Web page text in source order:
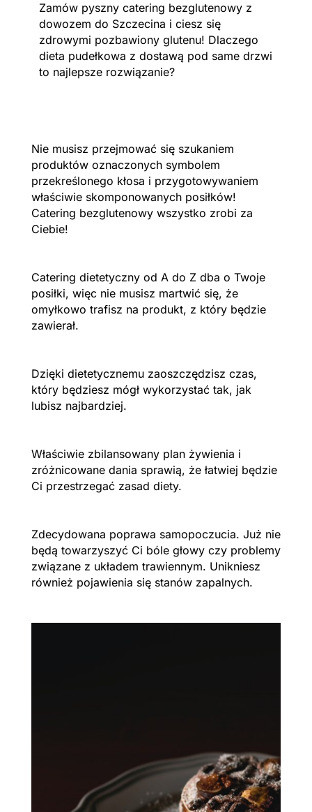
Zamów pyszny catering bezglutenowy z
dowozem do Szczecina i ciesz się
zdrowymi pozbawiony glutenu! Dlaczego
dieta pudełkowa z dostawą pod same drzwi
to najlepsze rozwiązanie?
Nie musisz przejmować się szukaniem
produktów oznaczonych symbolem
przekreślonego kłosa i przygotowywaniem
właściwie skomponowanych posiłków!
Catering bezglutenowy wszystko zrobi za
Ciebie!
Catering dietetyczny od A do Z dba o Twoje
posiłki, więc nie musisz martwić się, że
omyłkowo trafisz na produkt, z który będzie
zawierał.
Dzięki dietetycznemu zaoszczędzisz czas,
który będziesz mógł wykorzystać tak, jak
lubisz najbardziej.
Właściwie zbilansowany plan żywienia i
zróżnicowane dania sprawią, że łatwiej będzie
Ci przestrzegać zasad diety.
Zdecydowana poprawa samopoczucia. Już nie
będą towarzyszyć Ci bóle głowy czy problemy
związane z układem trawiennym. Unikniesz
również pojawienia się stanów zapalnych.